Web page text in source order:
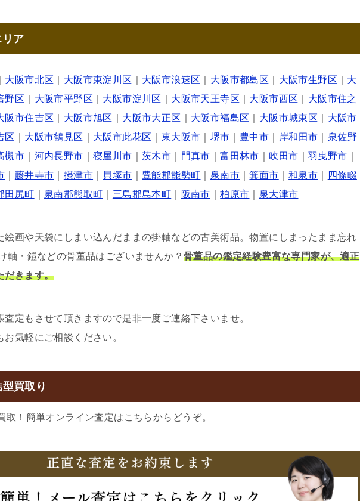
ア
大阪市北区 大阪市東淀川区 大阪市浪速区 大阪市都島区 大阪市生野区
大
野区 大阪市平野区 大阪市淀川区 大阪市天王寺区 大阪市西区
大阪市住之
阪市住吉区 大阪市旭区 大阪市大正区 大阪市福島区 大阪市城東区
大阪市
区 大阪市鶴見区 大阪市此花区 東大阪市 堺市 豊中市 岸和田市
泉佐野
槻市 河内長野市 ｜寝屋川市 ｜茨木市 門真市 ｜富田林市 吹田市 羽曳野市
藤井寺市 摂津市 貝塚市 豊能郡能勢町 泉南市 ｜箕面市 ｜和泉市
四條畷
田尻町 泉南郡熊取町 三島郡島本町 阪南市 ｜柏原市 泉大津市
絵画や天袋にしまい込んだままの掛軸などの古美術品。物置にしまったまま忘れ
軸・鎧などの骨董品はございませんか？ 骨董品の鑑定経験豊富な専門家が、適正
だきます。
定もさせて頂きますので是非一度ご連絡下さいませ。
気軽にご相談ください。
買取り
取！簡単オンライン査定はこちらからどうぞ。